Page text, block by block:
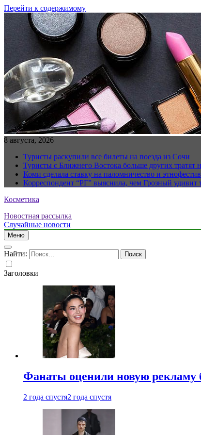
Перейти к содержимому
8 августа, 2026
Туристы раскупили все билеты на поезда из Сочи
Туристы с Ближнего Востока больше других
Коми сделала ставку на паломничество и
Корреспондент “РГ” выяснила, чем Грозный удивит
Косметика
Новостная рассылка
Случайные новости
Меню
Найти:
Заголовки
Фанаты оценили новую рекламу
2 года спустя2 года спустя